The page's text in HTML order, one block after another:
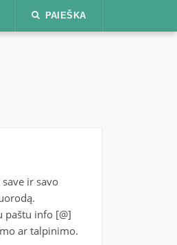
PAIEŠKA
ir savo
paštu info [@]
ar talpinimo.